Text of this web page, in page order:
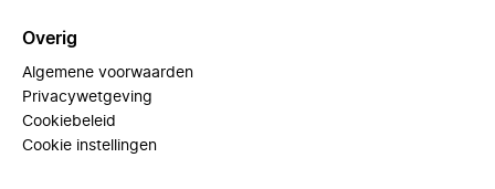
Overig
Algemene voorwaarden
Privacywetgeving
Cookiebeleid
Cookie instellingen